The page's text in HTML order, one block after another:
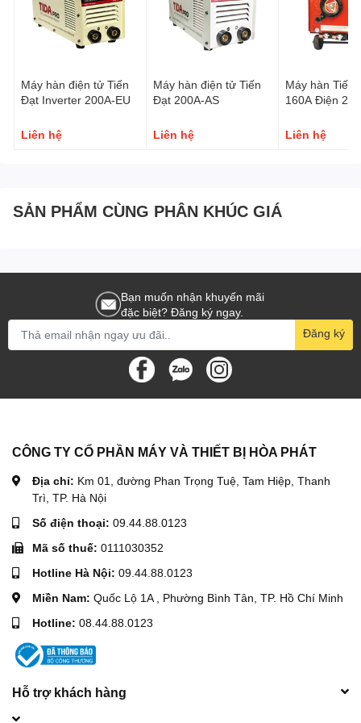
Đã công bố TCCLHH số: TC01/2001 CTY TĐ tại chi cục TCĐLCL-
Máy hàn điện tử Tiến
Đạt Inverter 200A-EU
Liên hệ
Máy hàn điện tử Tiến
Đạt 200A-AS
Liên hệ
Máy hàn Tiến
160A Điện
Liên hệ
SẢN PHẨM CÙNG PHÂN KHÚC GIÁ
Bạn muốn nhận khuyến mãi
đặc biệt? Đăng ký ngay.
Đăng ký
CÔNG TY CỔ PHẦN MÁY VÀ THIẾT BỊ HÒA PHÁT
Địa chỉ: Km 01, đường Phan Trọng Tuệ, Tam Hiệp, Thanh
Trì, TP. Hà Nội
Số điện thoại: 09.44.88.0123
Mã số thuế: 0111030352
Hotline Hà Nội: 09.44.88.0123
Miền Nam: Quốc Lộ 1A , Phường Bình Tân, TP. Hồ Chí Minh
Hotline: 08.44.88.0123
Hỗ trợ khách hàng